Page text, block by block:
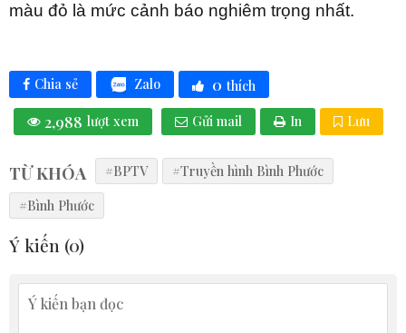
màu đỏ là mức cảnh báo nghiêm trọng nhất.
Chia sẻ Zalo 0 thích
2,988 lượt xem Gửi mail In Lưu
TỪ KHÓA #BPTV
#Truyền hình Bình Phước
#Bình Phước
Ý kiến (0)